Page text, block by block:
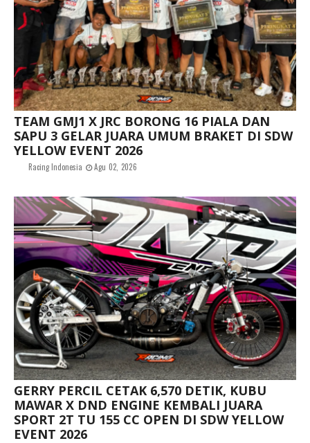
TEAM GMJ1 X JRC BORONG 16 PIALA DAN
SAPU 3 GELAR JUARA UMUM BRAKET DI SDW
YELLOW EVENT 2026
Racing Indonesia Agu 02, 2026
GERRY PERCIL CETAK 6,570 DETIK, KUBU
MAWAR X DND ENGINE KEMBALI JUARA
SPORT 2T TU 155 CC OPEN DI SDW YELLOW
EVENT 2026